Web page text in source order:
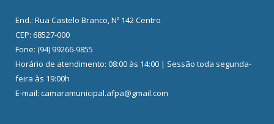
End.: Rua Castelo Branco, Nº 142 Centro
CEP: 68527-000
Fone: (94) 99266-9855
Horário de atendimento: 08:00 às 14:00 | Sessão toda segunda-
feira às 19:00h
E-mail: camaramunicipal.afpa@gmail.com